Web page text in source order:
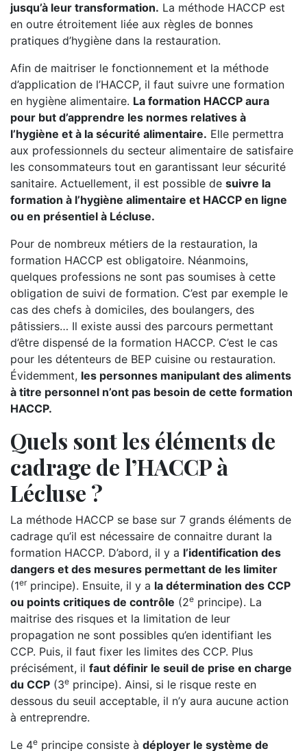
jusqu’à leur transformation. La méthode HACCP est
en outre étroitement liée aux règles de bonnes
pratiques d’hygiène dans la restauration.
Afin de maitriser le fonctionnement et la méthode
d’application de l’HACCP, il faut suivre une formation
en hygiène alimentaire. La formation HACCP aura
pour but d’apprendre les normes relatives à
l’hygiène et à la sécurité alimentaire. Elle permettra
aux professionnels du secteur alimentaire de satisfaire
les consommateurs tout en garantissant leur sécurité
sanitaire. Actuellement, il est possible de suivre la
formation à l’hygiène alimentaire et HACCP en ligne
ou en présentiel à Lécluse.
Pour de nombreux métiers de la restauration, la
formation HACCP est obligatoire. Néanmoins,
quelques professions ne sont pas soumises à cette
obligation de suivi de formation. C’est par exemple le
cas des chefs à domiciles, des boulangers, des
pâtissiers… Il existe aussi des parcours permettant
d’être dispensé de la formation HACCP. C’est le cas
pour les détenteurs de BEP cuisine ou restauration.
Évidemment, les personnes manipulant des aliments
à titre personnel n’ont pas besoin de cette formation
HACCP.
Quels sont les éléments de
cadrage de l’HACCP à
Lécluse ?
La méthode HACCP se base sur 7 grands éléments de
cadrage qu’il est nécessaire de connaitre durant la
formation HACCP. D’abord, il y a l’identification des
dangers et des mesures permettant de les limiter
(1erprincipe). Ensuite, il y a la détermination des CCP
ou points critiques de contrôle (2e principe). La
maitrise des risques et la limitation de leur
propagation ne sont possibles qu’en identifiant les
CCP. Puis, il faut fixer les limites des CCP. Plus
précisément, il faut définir le seuil de prise en charge
du CCP (3e principe). Ainsi, si le risque reste en
dessous du seuil acceptable, il n’y aura aucune action
à entreprendre.
Le 4e principe consiste à déployer le système de